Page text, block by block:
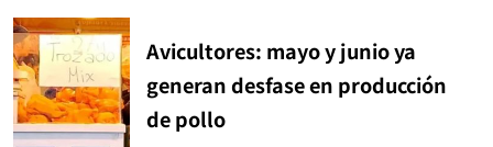
Avicultores: mayo y junio ya
generan desfase en producción
de pollo